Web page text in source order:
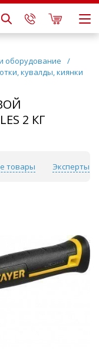
оборудование
/
кувалды, киянки
2 КГ
товары Эксперты